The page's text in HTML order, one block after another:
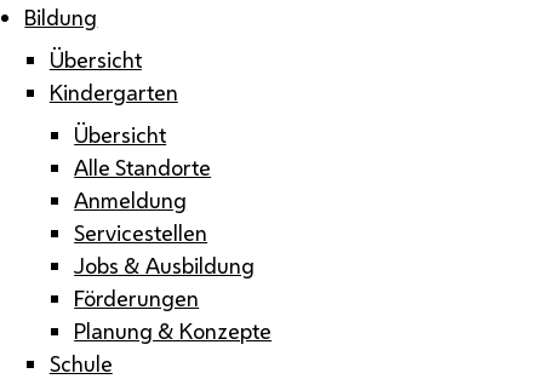
Bildung
Übersicht
Kindergarten
Übersicht
Alle Standorte
Anmeldung
Servicestellen
Jobs & Ausbildung
Förderungen
Planung & Konzepte
Schule